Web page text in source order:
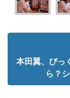
本田翼、びっ
ら？